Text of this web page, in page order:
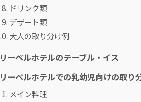
ドリンク類
デザート類
大人の取り分け例
リーベルホテルのテーブル・イス
リーベルホテルでの乳幼児向けの取り
メイン料理